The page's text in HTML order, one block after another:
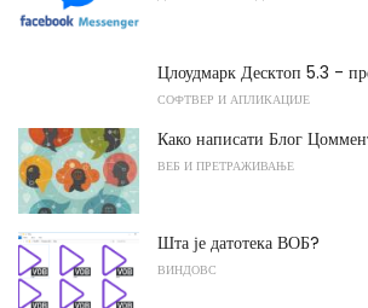
Цлоудмарк Десктоп 5.3 -
СОФТВЕР И АПЛИКАЦИЈЕ
Како написати Блог
ВЕБ И ПРЕТРАЖИВАЊЕ
Шта је датотека ВОБ?
ВИНДОВС